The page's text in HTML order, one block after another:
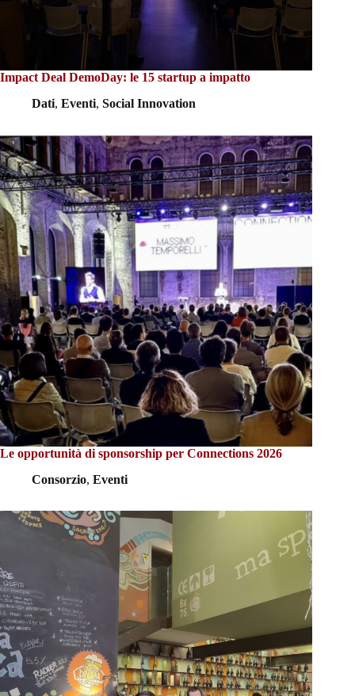
Impact Deal DemoDay: le 15 startup a impatto
Dati, Eventi, Social Innovation
Le opportunità di sponsorship per Connections 2026
Consorzio, Eventi